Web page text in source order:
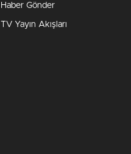
Haber Gönder
TV Yayın Akışları